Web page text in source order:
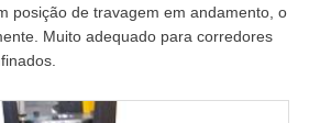
posição de travagem em andamento, o
Muito adequado para corredores